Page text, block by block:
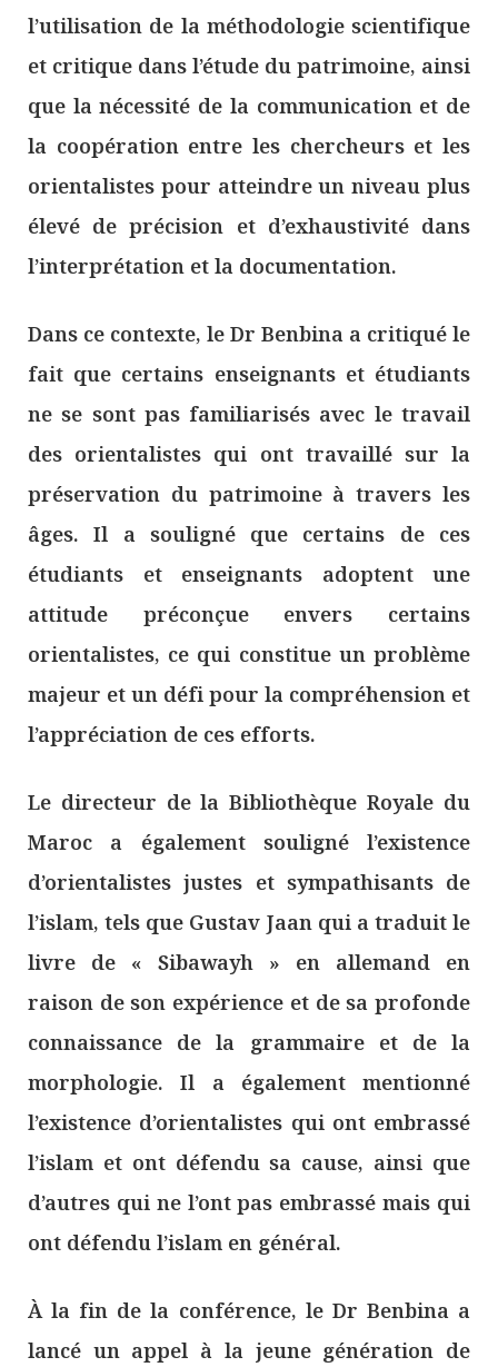
l’utilisation de la méthodologie scientifique
et critique dans l’étude du patrimoine, ainsi
que la nécessité de la communication et de
la coopération entre les chercheurs et les
orientalistes pour atteindre un niveau plus
élevé de précision et d’exhaustivité dans
l’interprétation et la documentation.
Dans ce contexte, le Dr Benbina a critiqué le
fait que certains enseignants et étudiants
ne se sont pas familiarisés avec le travail
des orientalistes qui ont travaillé sur la
préservation du patrimoine à travers les
âges. Il a souligné que certains de ces
étudiants et enseignants adoptent une
attitude préconçue envers certains
orientalistes, ce qui constitue un problème
majeur et un défi pour la compréhension et
l’appréciation de ces efforts.
Le directeur de la Bibliothèque Royale du
Maroc a également souligné l’existence
d’orientalistes justes et sympathisants de
l’islam, tels que Gustav Jaan qui a traduit le
livre de « Sibawayh » en allemand en
raison de son expérience et de sa profonde
connaissance de la grammaire et de la
morphologie. Il a également mentionné
l’existence d’orientalistes qui ont embrassé
l’islam et ont défendu sa cause, ainsi que
d’autres qui ne l’ont pas embrassé mais qui
ont défendu l’islam en général.
À la fin de la conférence, le Dr Benbina a
lancé un appel à la jeune génération de